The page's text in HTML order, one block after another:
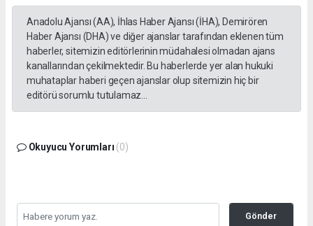
Anadolu Ajansı (AA), İhlas Haber Ajansı (İHA), Demirören
Haber Ajansı (DHA) ve diğer ajanslar tarafından eklenen tüm
haberler, sitemizin editörlerinin müdahalesi olmadan ajans
kanallarından çekilmektedir. Bu haberlerde yer alan hukuki
muhataplar haberi geçen ajanslar olup sitemizin hiç bir
editörü sorumlu tutulamaz...
Okuyucu Yorumları (0)
Gönder